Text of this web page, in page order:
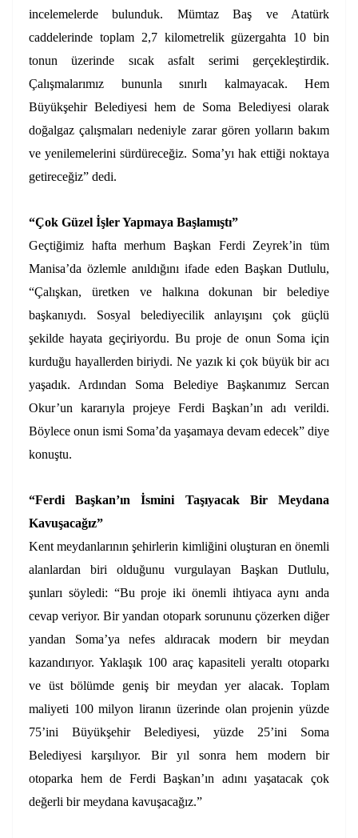
incelemelerde bulunduk. Mümtaz Baş ve Atatürk
caddelerinde toplam 2,7 kilometrelik güzergahta 10 bin
tonun üzerinde sıcak asfalt serimi gerçekleştirdik.
Çalışmalarımız bununla sınırlı kalmayacak. Hem
Büyükşehir Belediyesi hem de Soma Belediyesi olarak
doğalgaz çalışmaları nedeniyle zarar gören yolların bakım
ve yenilemelerini sürdüreceğiz. Soma’yı hak ettiği noktaya
getireceğiz” dedi.
“Çok Güzel İşler Yapmaya Başlamıştı”
Geçtiğimiz hafta merhum Başkan Ferdi Zeyrek’in tüm
Manisa’da özlemle anıldığını ifade eden Başkan Dutlulu,
“Çalışkan, üretken ve halkına dokunan bir belediye
başkanıydı. Sosyal belediyecilik anlayışını çok güçlü
şekilde hayata geçiriyordu. Bu proje de onun Soma için
kurduğu hayallerden biriydi. Ne yazık ki çok büyük bir acı
yaşadık. Ardından Soma Belediye Başkanımız Sercan
Okur’un kararıyla projeye Ferdi Başkan’ın adı verildi.
Böylece onun ismi Soma’da yaşamaya devam edecek” diye
konuştu.
“Ferdi Başkan’ın İsmini Taşıyacak Bir Meydana
Kavuşacağız”
Kent meydanlarının şehirlerin kimliğini oluşturan en önemli
alanlardan biri olduğunu vurgulayan Başkan Dutlulu,
şunları söyledi: “Bu proje iki önemli ihtiyaca aynı anda
cevap veriyor. Bir yandan otopark sorununu çözerken diğer
yandan Soma’ya nefes aldıracak modern bir meydan
kazandırıyor. Yaklaşık 100 araç kapasiteli yeraltı otoparkı
ve üst bölümde geniş bir meydan yer alacak. Toplam
maliyeti 100 milyon liranın üzerinde olan projenin yüzde
75’ini Büyükşehir Belediyesi, yüzde 25’ini Soma
Belediyesi karşılıyor. Bir yıl sonra hem modern bir
otoparka hem de Ferdi Başkan’ın adını yaşatacak çok
değerli bir meydana kavuşacağız.”